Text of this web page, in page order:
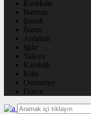
Kırıkkale
Batman
Şırnak
Bartın
Ardahan
Iğdır
Yalova
Karabük
Kilis
Osmaniye
Düzce